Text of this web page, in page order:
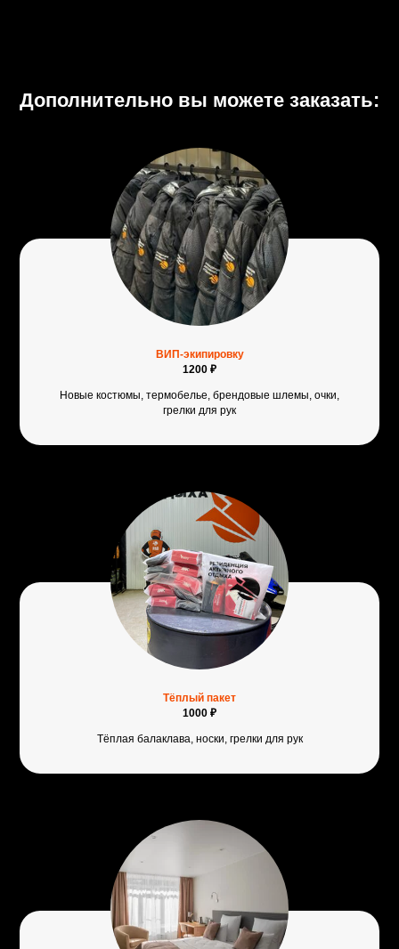
Дополнительно вы можете заказать:
ВИП-экипировку
1200 ₽
Новые костюмы, термобелье, брендовые шлемы, очки,
грелки для рук
Тёплый пакет
1000 ₽
Тёплая балаклава, носки, грелки для рук